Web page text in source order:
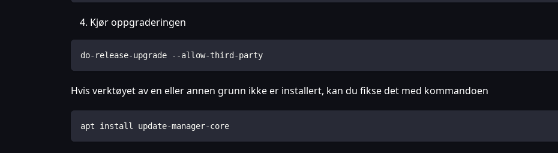
Kjør oppgraderingen
do-release-upgrade --allow-third-party
Hvis verktøyet av en eller annen grunn ikke er installert, kan du fikse det med kommandoen
apt install update-manager-core